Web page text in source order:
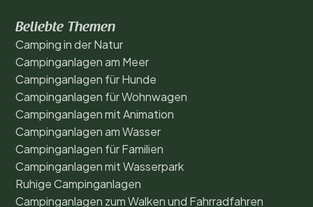
Beliebte Themen
Camping in der Natur
Campinganlagen am Meer
Campinganlagen für Hunde
Campinganlagen für Wohnwagen
Campinganlagen mit Animation
Campinganlagen am Wasser
Campinganlagen für Familien
Campinganlagen mit Wasserpark
Ruhige Campinganlagen
Campinganlagen zum Walken und Fahrradfahren